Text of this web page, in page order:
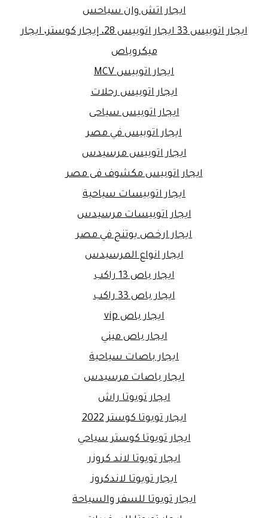
ايجار اتش وان سياحس
ايجار اتوبيس 33 ايجار اتوبيس 28، إيجار كوستر، ايجار
ميكروباص
ايجار اتوبيس MCV
ايجار اتوبيس رحلات
ايجار اتوبيس سياحى
ايجار اتوبيس في مصر
ايجار اتوبيس مرسيدس
ايجار اتوبيس مكشوف فى مصر
ايجار اتوبيسات سياحية
ايجار اتوبيسات مرسيدس
ايجار ارخص يوتنج في مصر
ايجار انواع المرسيدس
ايجار باص 13 راكب
ايجار باص 33 راكب
ايجار باص vip
ايجار باص ميني
ايجار باصات سياحية
ايجار باصات مرسيدس
ايجار تويوتا راش
ايجار تويوتا كوستر 2022
ايجار تويوتا كوستر سياحي
ايجار تويوتا لاند كروزر
ايجار تويوتا لاندكروز
ايجار تويوتا للسفر والسياحة